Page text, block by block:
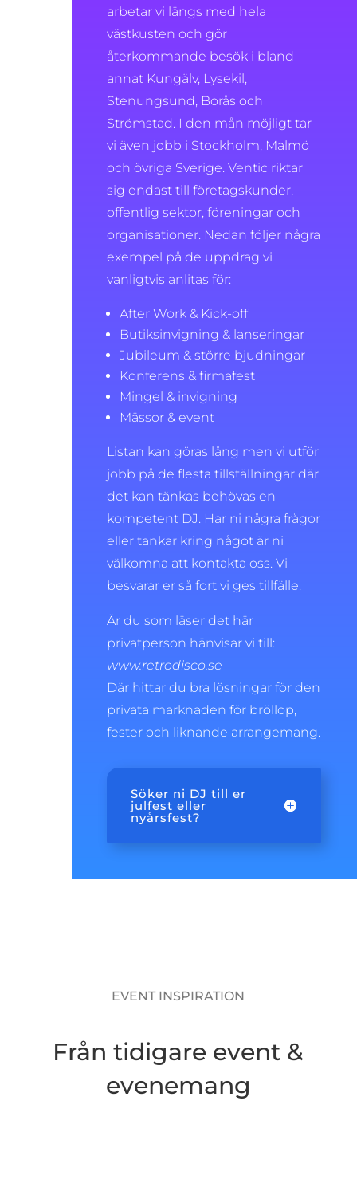
arbetar vi längs med hela
västkusten och gör
återkommande besök i bland
annat Kungälv, Lysekil,
Stenungsund, Borås och
Strömstad. I den mån möjligt tar
vi även jobb i Stockholm, Malmö
och övriga Sverige. Ventic riktar
sig endast till företagskunder,
offentlig sektor, föreningar och
organisationer. Nedan följer några
exempel på de uppdrag vi
vanligtvis anlitas för:
After Work & Kick-off
Butiksinvigning & lanseringar
Jubileum & större bjudningar
Konferens & firmafest
Mingel & invigning
Mässor & event
Listan kan göras lång men vi utför
jobb på de flesta tillställningar där
det kan tänkas behövas en
kompetent DJ. Har ni några frågor
eller tankar kring något är ni
välkomna att kontakta oss. Vi
besvarar er så fort vi ges tillfälle.
Är du som läser det här
privatperson hänvisar vi till:
www.retrodisco.se
Där hittar du bra lösningar för den
privata marknaden för bröllop,
fester och liknande arrangemang.
Söker ni DJ till er
julfest eller
nyårsfest?
EVENT INSPIRATION
Från tidigare event &
evenemang